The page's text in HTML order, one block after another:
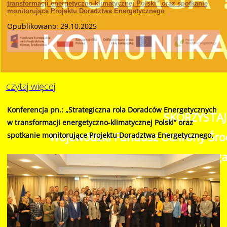
czytaj więcej
Wojewódzki Fundusz Ochrony
transformacji energetyczno-klimatycznej Polski” oraz spotkanie
monitorujące Projektu Doradztwa Energetycznego
Opublikowano: 29.10.2025
Konferencja pn.: „Strategiczna rola Doradców Energetycznych
w transformacji energetyczno-klimatycznej Polski” oraz
spotkanie monitorujące Projektu Doradztwa Energetycznego.